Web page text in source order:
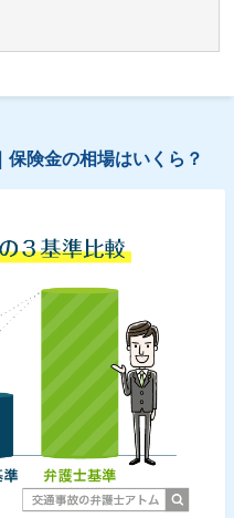
険金の相場はいくら？